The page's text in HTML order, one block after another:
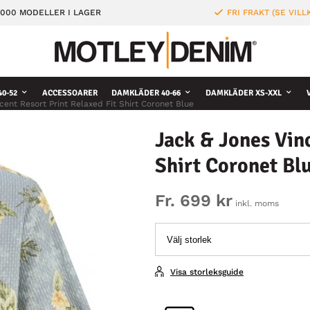
MODELLER I LAGER FRI FRAKT (SE
52 ACCESSOARER DAMKLÄDER 40-66 DAMKLÄDER XS-XXL
Resort Print Relaxed Fit Shirt Coronet Blue
Jack & Jones
Shirt Coronet
Fr. 699 kr inkl. moms
Visa storleksguide